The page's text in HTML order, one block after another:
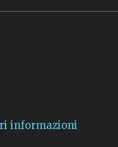
informazioni